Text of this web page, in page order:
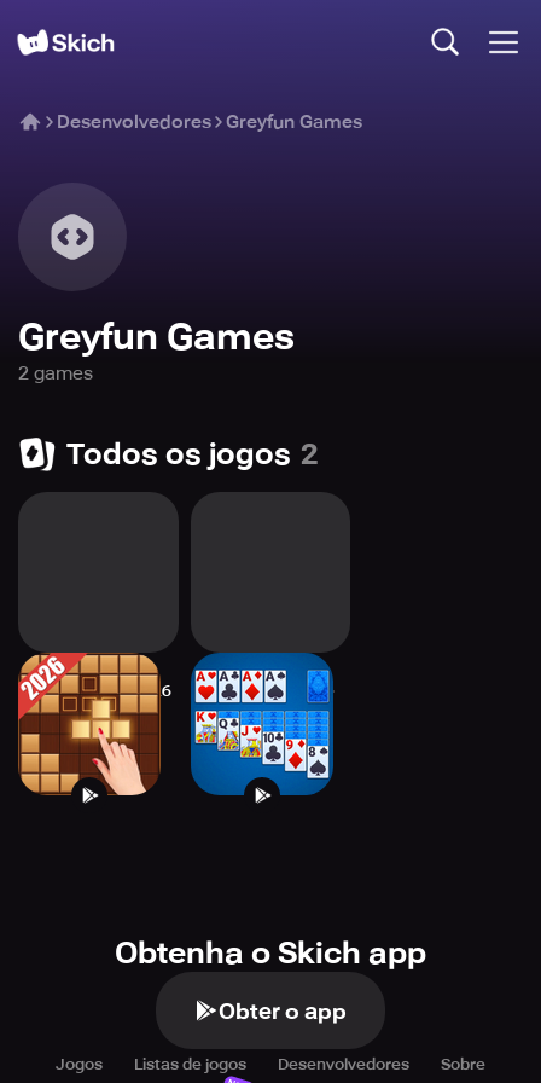
Desenvolvedores Greyfun Games
Greyfun Games
2 games
Todos os jogos 2
Block Puzzle - 2026
Solitaire Classic -
2026
Obtenha o Skich app
Obter o app
Jogos Listas de jogos Desenvolvedores Sobre